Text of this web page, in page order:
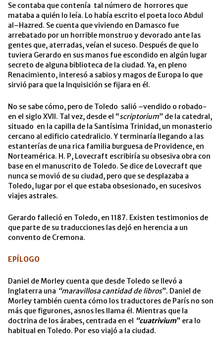
Se contaba que contenía tal número de horrores que
mataba a quién lo leía. Lo había escrito el poeta loco Abdul
al–Hazred. Se cuenta que viviendo en Damasco fue
arrebatado por un horrible monstruo y devorado ante las
gentes que, aterradas, veían el suceso. Después de que lo
tuviera Gerardo en sus manos fue escondido en algún lugar
secreto de alguna biblioteca de la ciudad. Ya, en pleno
Renacimiento, interesó a sabios y magos de Europa lo que
sirvió para que la Inquisición se fijara en él.
No se sabe cómo, pero de Toledo salió –vendido o robado-
en el siglo XVII. Tal vez, desde el “scriptorium” de la catedral,
situado en la capilla de la Santísima Trinidad, un monasterio
cercano al edificio catedralicio. Y terminaría llegando a las
estanterías de una rica familia burguesa de Providence, en
Norteamérica. H. P, Lovecraft escribiría su obsesiva obra con
base en el manuscrito de Toledo. Se dice de Lovecraft que
nunca se movió de su ciudad, pero que se desplazaba a
Toledo, lugar por el que estaba obsesionado, en sucesivos
viajes astrales.
Gerardo falleció en Toledo, en 1187. Existen testimonios de
que parte de su traducciones las dejó en herencia a un
convento de Cremona.
EPÍLOGO
Daniel de Morley cuenta que desde Toledo se llevó a
Inglaterra una “maravillosa cantidad de libros”. Daniel de
Morley también cuenta cómo los traductores de París no son
más que figurones, asnos les llama él. Mientras que la
doctrina de los árabes, centrada en el “cuatrivium” era lo
habitual en Toledo. Por eso viajó a la ciudad.